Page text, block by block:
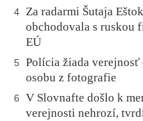
4 Za radarmi Šutaja
obchodovala s ruskou
EÚ
5
Polícia žiada
osobu z fotografie
6
V Slovnafte došlo k
verejnosti nehrozí,